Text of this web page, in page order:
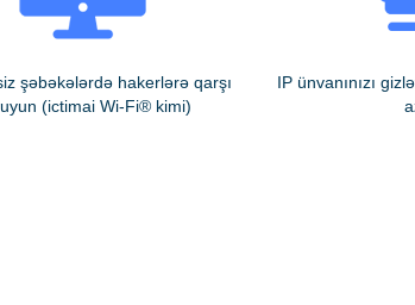
şəbəkələrdə hakerlərə qarşı
(ictimai Wi-Fi® kimi)
IP ünvanınızı